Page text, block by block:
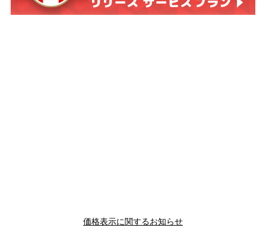
価格表示に関するお知らせ